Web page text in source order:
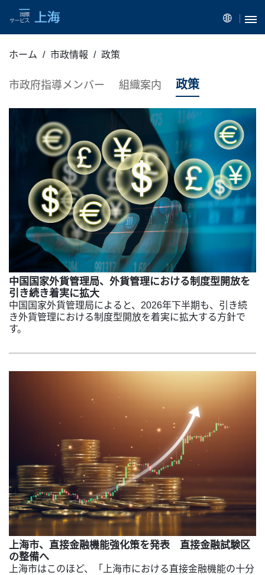
ホーム 市政情報 政策
市政府指導メンバー 組織案内 政策
中国国家外貨管理局、外貨管理における制度型開放を
引き続き着実に拡大
中国国家外貨管理局によると、2026年下半期も、引き続
き外貨管理における制度型開放を着実に拡大する方針で
す。
上海市、直接金融機能強化策を発表 直接金融試験区
の整備へ
上海市はこのほど、「上海市における直接金融機能の十分